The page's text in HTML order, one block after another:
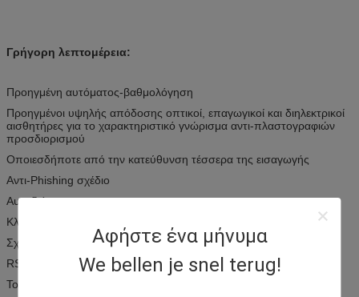
Αφήστε ένα μήνυμα
We bellen je snel terug!
Γρήγορη λεπτομέρεια:
Προηγμένη αυτόματος-βαθμολόγηση
Προηγμένοι υψηλής απόδοσης οπτικοί, επαγωγικοί και διηλεκτρικοί
αισθητήρες για το χαρακτηριστικό γνώρισμα αντι-πλαστογραφιών
προσδιορισμού
Οποιεσδήποτε από την κατεύθυνση τέσσερα της εισαγωγής
Αντι-Phishing σχέδιο
Αυτοδιάγνωση
Κλειδαριά και μετακινούμενος ασφαλής στοιβαχτής
Σχέδιο μεταφορών Beltless
RS232-βελτιώσιμος
Το ιστορικό για την εγκατάσταση στοιβαχτών και αφαιρεί